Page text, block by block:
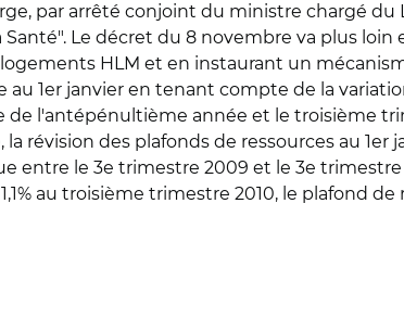
par arrêté conjoint du ministre chargé
Le décret du 8 novembre va plus
HLM et en instaurant un
au 1er janvier en tenant compte de la
l'antépénultième année et le troisième
révision des plafonds de ressources au 1er
entre le 3e trimestre 2009 et le 3e trimestre
au troisième trimestre 2010, le plafond